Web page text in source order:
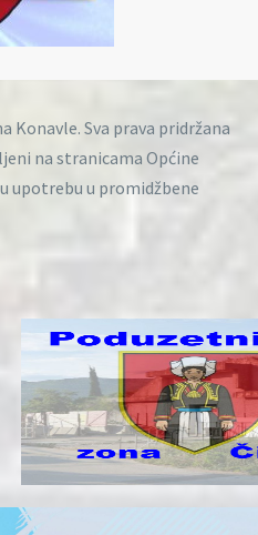
Konavle. Sva prava pridržana
na stranicama Općine
upotrebu u promidžbene